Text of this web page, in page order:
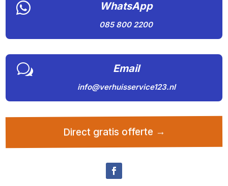
 WhatsApp
085 800 2200
w Email
info@verhuisservice123.nl
Direct gratis offerte →